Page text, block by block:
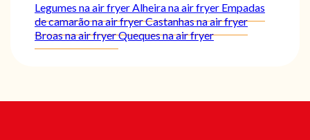
Legumes na air fryerAlheira na air fryer Empadas
de camarão na air fryerCastanhas na air fryer
Broas na air fryerQueques na air fryer